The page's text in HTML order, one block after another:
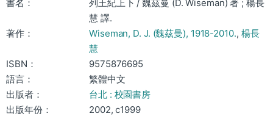
書名：
列王紀上下 / 魏茲曼 (D. Wiseman) 著 ; 楊長
慧 譯.
著作：
Wiseman, D. J. (魏茲曼), 1918-2010., 楊長
慧
ISBN：
9575876695
語言：
繁體中文
出版者：
台北 : 校園書房
出版年份：
2002, c1999